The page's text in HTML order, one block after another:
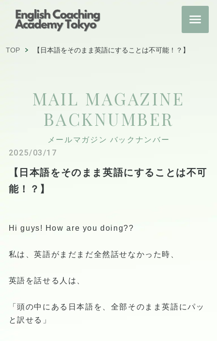
TOP 【日本語をそのまま英語にすることは不可能！？】
MAIL MAGAZINE
BACKNUMBER
メールマガジン バックナンバー
2025/03/17
【日本語をそのまま英語にすることは不可
能！？】
Hi guys! How are you doing??
私は、英語がまだまだ全然話せなかった時、
英語を話せる人は、
「頭の中にある日本語を、全部そのまま英語にパッ
と訳せる」